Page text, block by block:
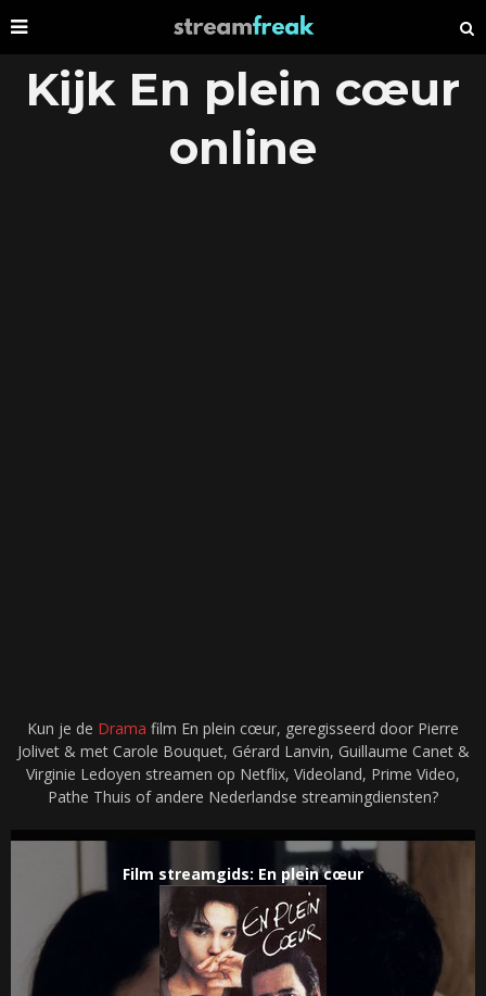
Kijk En plein cœur
online
Kun je de Drama film En plein cœur, geregisseerd door Pierre
Jolivet & met Carole Bouquet, Gérard Lanvin, Guillaume Canet &
Virginie Ledoyen streamen op Netflix, Videoland, Prime Video,
Pathe Thuis of andere Nederlandse streamingdiensten?
Film streamgids: En plein cœur